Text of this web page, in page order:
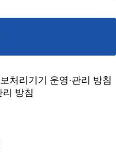
처리기기 운영·관리 방침
방침